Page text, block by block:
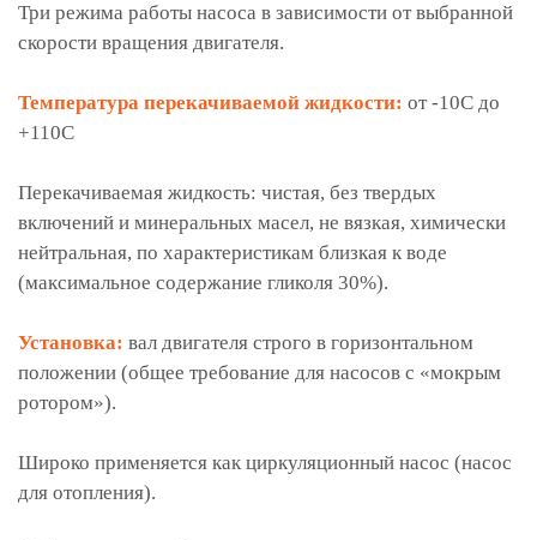
Три режима работы насоса в зависимости от выбранной
скорости вращения двигателя.
Температура перекачиваемой жидкости: от -10С до
+110С
Перекачиваемая жидкость: чистая, без твердых
включений и минеральных масел, не вязкая, химически
нейтральная, по характеристикам близкая к воде
(максимальное содержание гликоля 30%).
Установка: вал двигателя строго в горизонтальном
положении (общее требование для насосов с «мокрым
ротором»).
Широко применяется как циркуляционный насос (насос
для отопления).